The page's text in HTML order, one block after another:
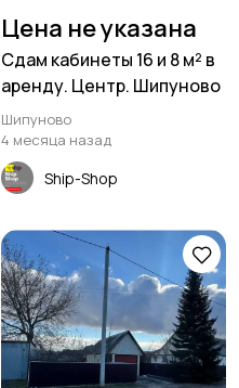
Цена не указана
Сдам кабинеты 16 и 8 м² в
аренду. Центр. Шипуново
Шипуново
4 месяца назад
Ship-Shop